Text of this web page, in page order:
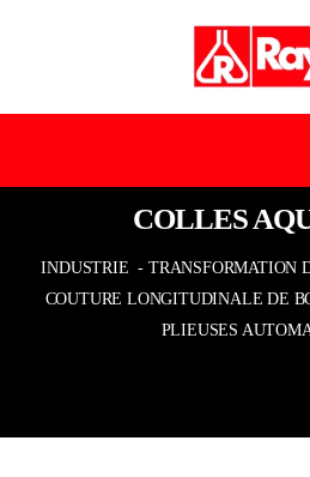
COLLES
INDUSTRIE - TRANSFORMATION
COUTURE LONGITUDINALE DE
PLIEUSES